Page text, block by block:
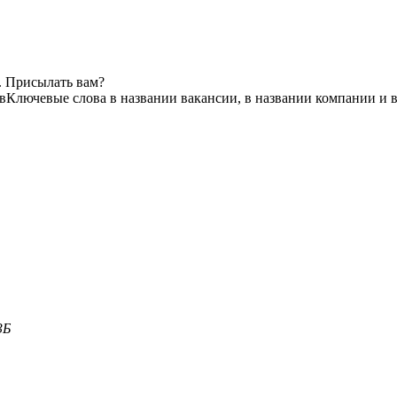
Присылать вам?
Ключевые слова в названии вакансии, в названии компании и